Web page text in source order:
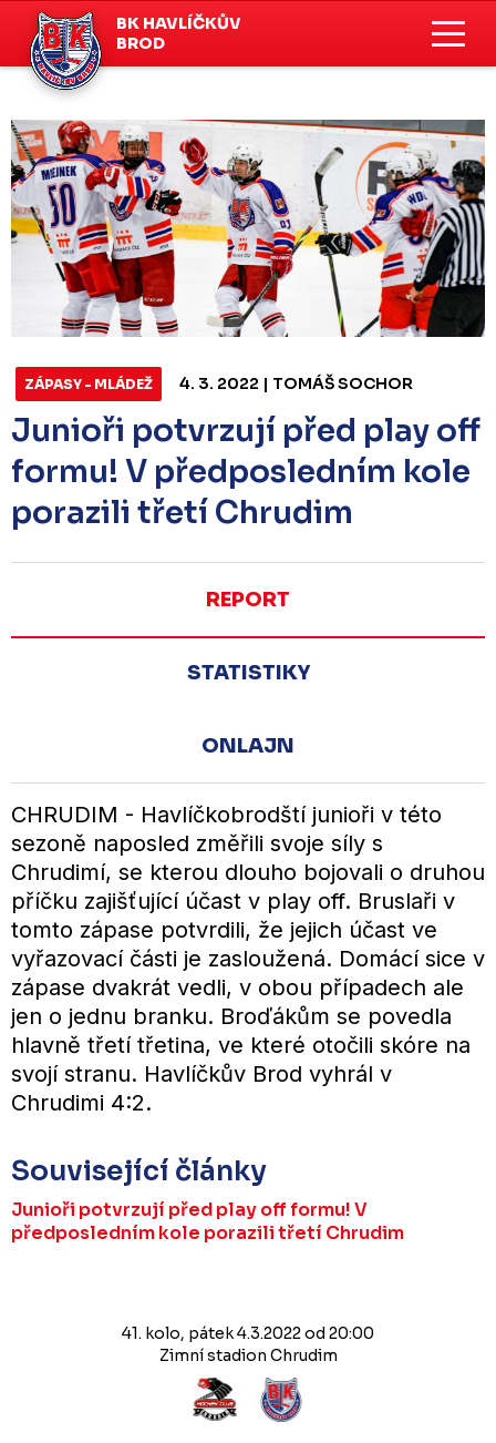
BK HAVLÍČKŮV
BROD
ZÁPASY - MLÁDEŽ 4. 3. 2022 | TOMÁŠ SOCHOR
Junioři potvrzují před play off
formu! V předposledním kole
porazili třetí Chrudim
REPORT
STATISTIKY
ONLAJN
CHRUDIM - Havlíčkobrodští junioři v této
sezoně naposled změřili svoje síly s
Chrudimí, se kterou dlouho bojovali o druhou
příčku zajišťující účast v play off. Bruslaři v
tomto zápase potvrdili, že jejich účast ve
vyřazovací části je zasloužená. Domácí sice v
zápase dvakrát vedli, v obou případech ale
jen o jednu branku. Broďákům se povedla
hlavně třetí třetina, ve které otočili skóre na
svojí stranu. Havlíčkův Brod vyhrál v
Chrudimi 4:2.
Související články
Junioři potvrzují před play off formu! V
předposledním kole porazili třetí Chrudim
41. kolo, pátek 4.3.2022 od 20:00
Zimní stadion Chrudim